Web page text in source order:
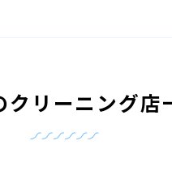
クリーニング店